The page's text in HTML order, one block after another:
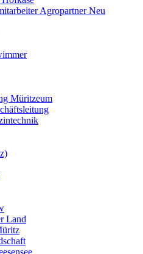
Agropartner Neu
Müritzeum
Land